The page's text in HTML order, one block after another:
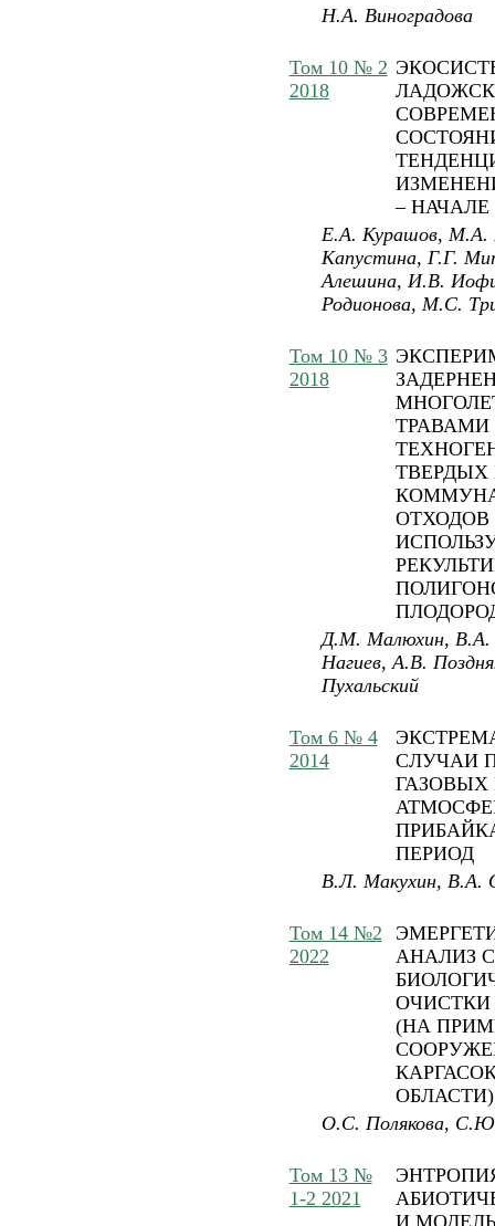
Н.А. Виноградова
Том 10 № 2
2018
– НАЧАЛЕ
Е.А. Курашов, М.А.
Капустина, Г.Г.
Алешина, И.В.
Родионова, М.С.
Том 10 № 3
2018
ТРАВАМИ
ОТХОДОВ
Д.М. Малюхин, В.А.
Нагиев, А.В.
Пухальский
Том 6 № 4
2014
СЛУЧАИ
ГАЗОВЫХ
ПЕРИОД
В.Л. Макухин, В.А.
Том 14 №2
2022
АНАЛИЗ
(НА
ОБЛАСТИ)
О.С. Полякова,
Том 13 №
1-2 2021
И